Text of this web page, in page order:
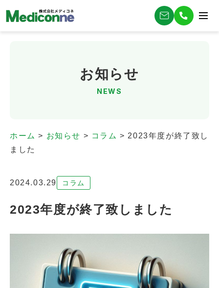
お知らせ
NEWS
ホーム > お知らせ > コラム > 2023年度が終了致し
ました
2024.03.29 コラム
2023年度が終了致しました